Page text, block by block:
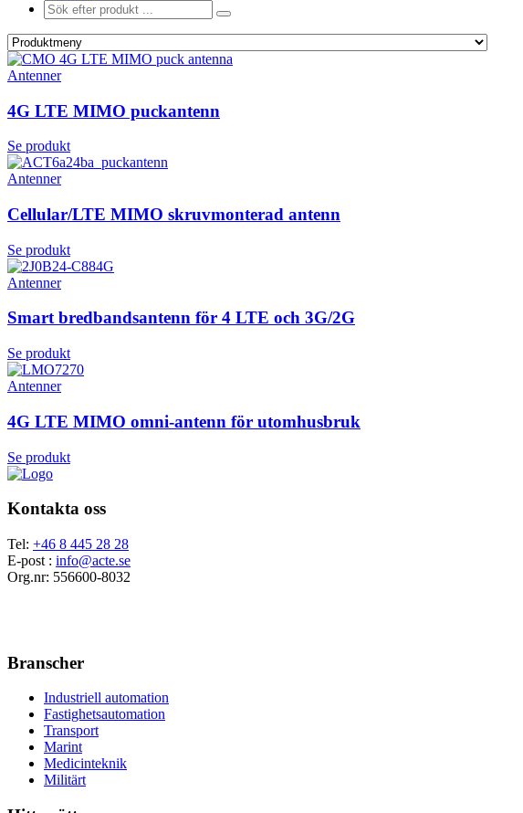
Antenner
4G LTE MIMO puckantenn
Se produkt
Antenner
Cellular/LTE MIMO skruvmonterad antenn
Se produkt
Antenner
Smart bredbandsantenn för 4 LTE och 3G/2G
Se produkt
Antenner
4G LTE MIMO omni-antenn för utomhusbruk
Se produkt
Kontakta oss
Tel: +46 8 445 28 28
E-post : info@acte.se
Org.nr: 556600-8032
Branscher
Industriell automation
Fastighetsautomation
Transport
Marint
Medicinteknik
Militärt